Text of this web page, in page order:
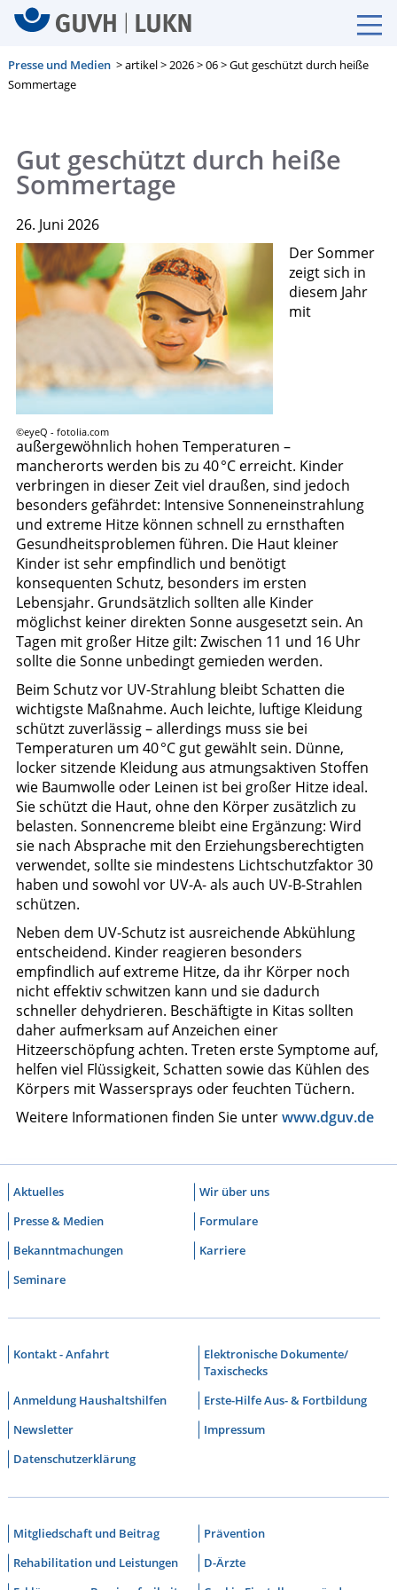
Presse und Medien > artikel > 2026 > 06 > Gut geschützt durch heiße
Sommertage
Gut geschützt durch heiße
Sommertage
26. Juni 2026
©eyeQ - fotolia.com
Der Sommer
zeigt sich in
diesem Jahr
mit
außergewöhnlich hohen Temperaturen –
mancherorts werden bis zu 40 °C erreicht. Kinder
verbringen in dieser Zeit viel draußen, sind jedoch
besonders gefährdet: Intensive Sonneneinstrahlung
und extreme Hitze können schnell zu ernsthaften
Gesundheitsproblemen führen. Die Haut kleiner
Kinder ist sehr empfindlich und benötigt
konsequenten Schutz, besonders im ersten
Lebensjahr. Grundsätzlich sollten alle Kinder
möglichst keiner direkten Sonne ausgesetzt sein. An
Tagen mit großer Hitze gilt: Zwischen 11 und 16 Uhr
sollte die Sonne unbedingt gemieden werden.
Beim Schutz vor UV-Strahlung bleibt Schatten die
wichtigste Maßnahme. Auch leichte, luftige Kleidung
schützt zuverlässig – allerdings muss sie bei
Temperaturen um 40 °C gut gewählt sein. Dünne,
locker sitzende Kleidung aus atmungsaktiven Stoffen
wie Baumwolle oder Leinen ist bei großer Hitze ideal.
Sie schützt die Haut, ohne den Körper zusätzlich zu
belasten. Sonnencreme bleibt eine Ergänzung: Wird
sie nach Absprache mit den Erziehungsberechtigten
verwendet, sollte sie mindestens Lichtschutzfaktor 30
haben und sowohl vor UV-A- als auch UV-B-Strahlen
schützen.
Neben dem UV-Schutz ist ausreichende Abkühlung
entscheidend. Kinder reagieren besonders
empfindlich auf extreme Hitze, da ihr Körper noch
nicht effektiv schwitzen kann und sie dadurch
schneller dehydrieren. Beschäftigte in Kitas sollten
daher aufmerksam auf Anzeichen einer
Hitzeerschöpfung achten. Treten erste Symptome auf,
helfen viel Flüssigkeit, Schatten sowie das Kühlen des
Körpers mit Wassersprays oder feuchten Tüchern.
Weitere Informationen finden Sie unterwww.dguv.de
Aktuelles
Wir über uns
Presse & Medien
Formulare
Bekanntmachungen
Karriere
Seminare
Kontakt - Anfahrt
Elektronische Dokumente/
Taxischecks
Anmeldung Haushaltshilfen
Erste-Hilfe Aus- & Fortbildung
Newsletter
Impressum
Datenschutzerklärung
Mitgliedschaft und Beitrag
Prävention
Rehabilitation und Leistungen
D-Ärzte